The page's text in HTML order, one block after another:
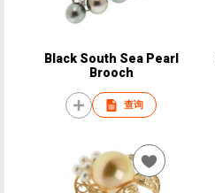
Black South Sea Pearl
Brooch
查询